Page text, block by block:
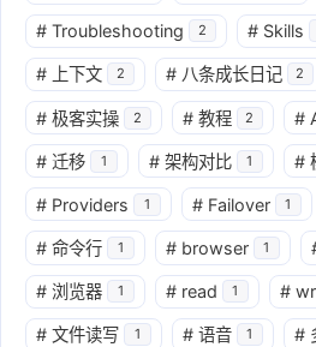
# Troubleshooting 2 # Skills
# 上下文 2 # 八条成长日记 2
# 极客实操 2 # 教程 2 #
# 迁移 1 # 架构对比 1 #
# Providers 1 # Failover 1
# 命令行 1 # browser 1
# 浏览器 1 # read 1 #
# 文件读写 1 # 语音 1 #